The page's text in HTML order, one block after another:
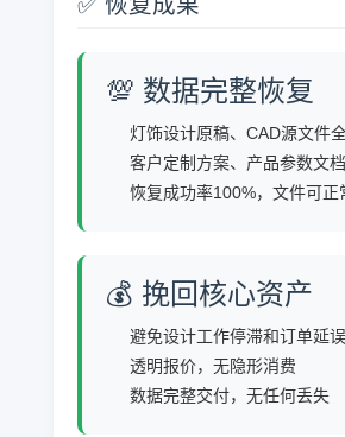
💯 数据完整恢复
灯饰设计原稿、CAD源文件
客户定制方案、产品参数文
恢复成功率100%，文件可正
💰 挽回核心资产
避免设计工作停滞和订单延误
透明报价，无隐形消费
数据完整交付，无任何丢失